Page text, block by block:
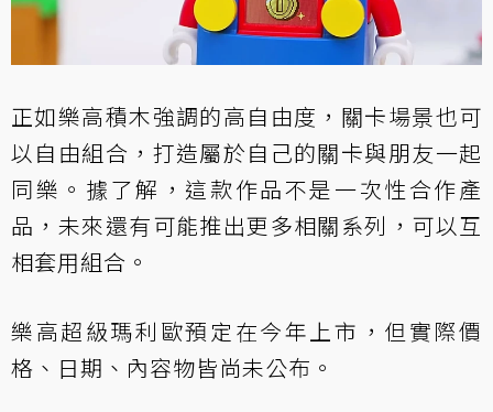
正如樂高積木強調的高自由度，關卡場景也可
以自由組合，打造屬於自己的關卡與朋友一起
同樂。據了解，這款作品不是一次性合作產
品，未來還有可能推出更多相關系列，可以互
相套用組合。
樂高超級瑪利歐預定在今年上市，但實際價
格、日期、內容物皆尚未公布。